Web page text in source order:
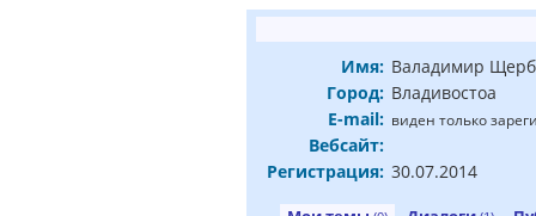
Имя: Валадимир
Город: Владивостоа
E-mail: виден только
Вебсайт:
Регистрация: 30.07.2014